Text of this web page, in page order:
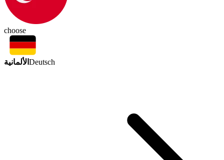
choose
الألمانية Deutsch